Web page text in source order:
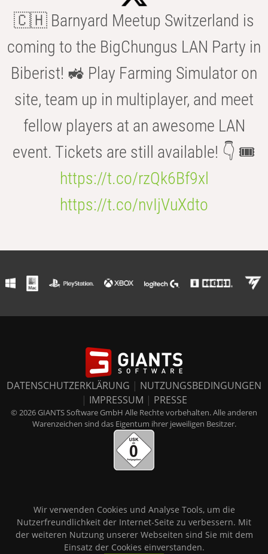
🇨🇭 Barnyard Meetup Switzerland is
coming to the BigChungus LAN Party in
Biberist! 🚜 Play Farming Simulator on
site, team up in multiplayer, and meet
fellow players at an awesome LAN
event. Tickets are still available! 👇 🎟️
https://t.co/rzQk6Bf9xl
https://t.co/nvIjVuXdto
DATENSCHUTZERKLÄRUNG | NUTZUNGSBEDINGUNGEN
| IMPRESSUM | PRESSE
© 2026 GIANTS Software GmbH Alle Rechte vorbehalten. Alle anderen
Warenzeichen sind das Eigentum ihrer jeweiligen Besitzer.
Wir verwenden Cookies und Analyse Tools, um die
Nutzerfreundlichkeit der Internet-Seite zu verbessern. Mit
der weiteren Nutzung unserer Webseiten sind Sie mit dem
Einsatz der Cookies einverstanden.